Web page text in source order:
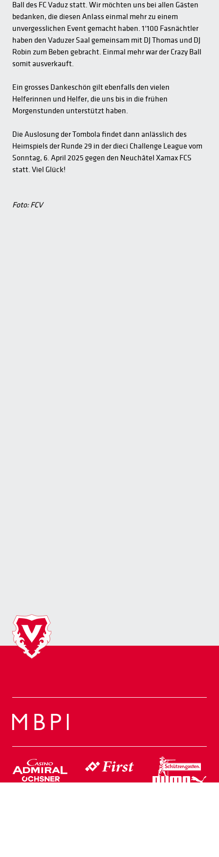
Ball des FC Vaduz statt. Wir möchten uns bei allen Gästen
bedanken, die diesen Anlass einmal mehr zu einem
unvergesslichen Event gemacht haben. 1‘100 Fasnächtler
haben den Vaduzer Saal gemeinsam mit DJ Thomas und DJ
Robin zum Beben gebracht. Einmal mehr war der Crazy Ball
somit ausverkauft.
Ein grosses Dankeschön gilt ebenfalls den vielen
Helferinnen und Helfer, die uns bis in die frühen
Morgenstunden unterstützt haben.
Die Auslosung der Tombola findet dann anlässlich des
Heimspiels der Runde 29 in der dieci Challenge League vom
Sonntag, 6. April 2025 gegen den Neuchâtel Xamax FCS
statt. Viel Glück!
Foto: FCV